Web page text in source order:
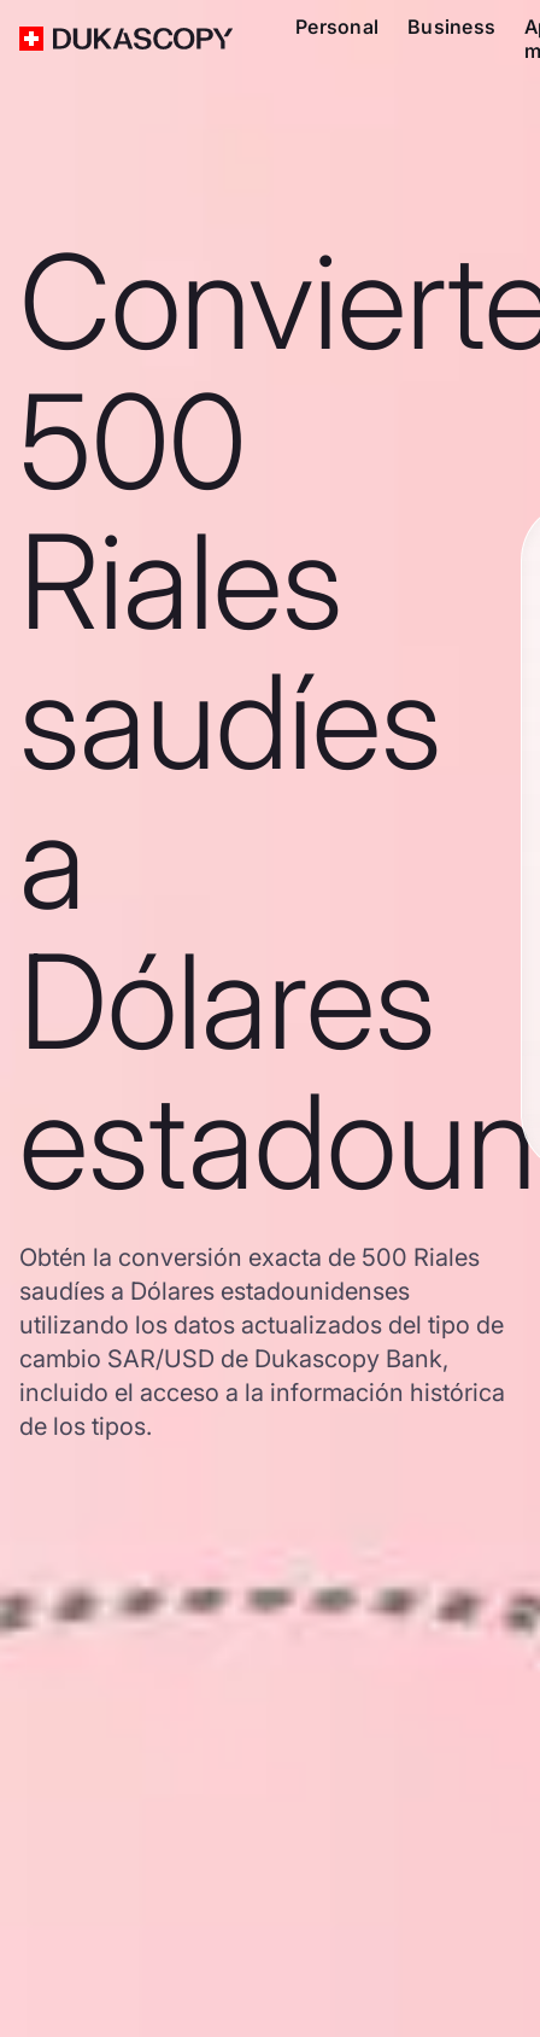
Personal Business
500
Riales
saudíes
a
Dólares
Obtén la conversión exacta de 500 Riales
saudíes a Dólares estadounidenses
utilizando los datos actualizados del tipo de
cambio SAR/USD de Dukascopy Bank,
incluido el acceso a la información histórica
de los tipos.